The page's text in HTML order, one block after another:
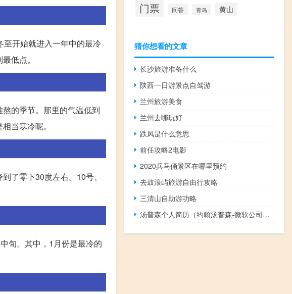
开始就进入一年中的最冷
低点。
的季节。那里的气温低到
当寒冷呢。
了零下30度左右。10号、
旬。其中，1月份是最冷的
门票 问答 青岛 黄山
猜你想看的文章
长沙旅游准备什么
陕西一日游景点自驾游
兰州旅游美食
兰州去哪玩好
跌风是什么意思
前任攻略2电影
2020兵马俑景区在哪里预约
去鼓浪屿旅游自由行攻略
三清山自助游功略
汤普森个人简历（约翰汤普森-微软公司前任董事长介绍）